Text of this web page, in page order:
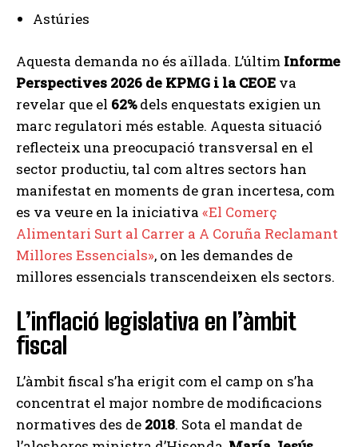
Astúries
Aquesta demanda no és aïllada. L’últim Informe
Perspectives 2026 de KPMG i la CEOE va
revelar que el 62%dels enquestats exigien un
marc regulatori més estable. Aquesta situació
reflecteix una preocupació transversal en el
sector productiu, tal com altres sectors han
manifestat en moments de gran incertesa, com
es va veure en la iniciativa «El Comerç
Alimentari Surt al Carrer a A Coruña Reclamant
Millores Essencials», on les demandes de
millores essencials transcendeixen els sectors.
L’inflació legislativa en l’àmbit
fiscal
L’àmbit fiscal s’ha erigit com el camp on s’ha
concentrat el major nombre de modificacions
normatives des de 2018. Sota el mandat de